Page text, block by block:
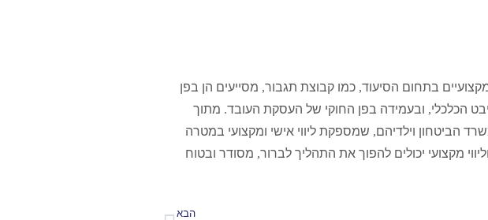
בתחום הסיעוד, כמו קבוצת תגבור, מסייעים הן בפן
הכלכלי, ובעמידה בפן החוקי של העסקת העובד. מתוך
הביטחון וילדיהם, שמספקת ליווי אישי ומקצועי במטרה
וליווי מקצועי יכולים להפוך את התהליך לברור, מסודר ובטוח
הבא